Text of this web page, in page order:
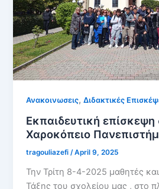
Ανακοινωσεις,Διδακτικές
Εκπαιδευτική επίσκεψη
Χαροκόπειο
tragouliazefi/April 9, 2025
Την Τρίτη 8-4-2025 μαθητές και
Τάξης του σχολείου μας , στο